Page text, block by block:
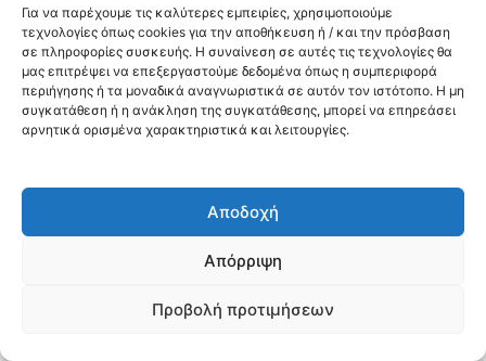
Για να παρέχουμε τις καλύτερες εμπειρίες, χρησιμοποιούμε
τεχνολογίες όπως cookies για την αποθήκευση ή / και την πρόσβαση
σε πληροφορίες συσκευής. Η συναίνεση σε αυτές τις τεχνολογίες θα
μας επιτρέψει να επεξεργαστούμε δεδομένα όπως η συμπεριφορά
περιήγησης ή τα μοναδικά αναγνωριστικά σε αυτόν τον ιστότοπο. Η μη
συγκατάθεση ή η ανάκληση της συγκατάθεσης, μπορεί να επηρεάσει
αρνητικά ορισμένα χαρακτηριστικά και λειτουργίες.
Αποδοχή
Απόρριψη
Προβολή προτιμήσεων